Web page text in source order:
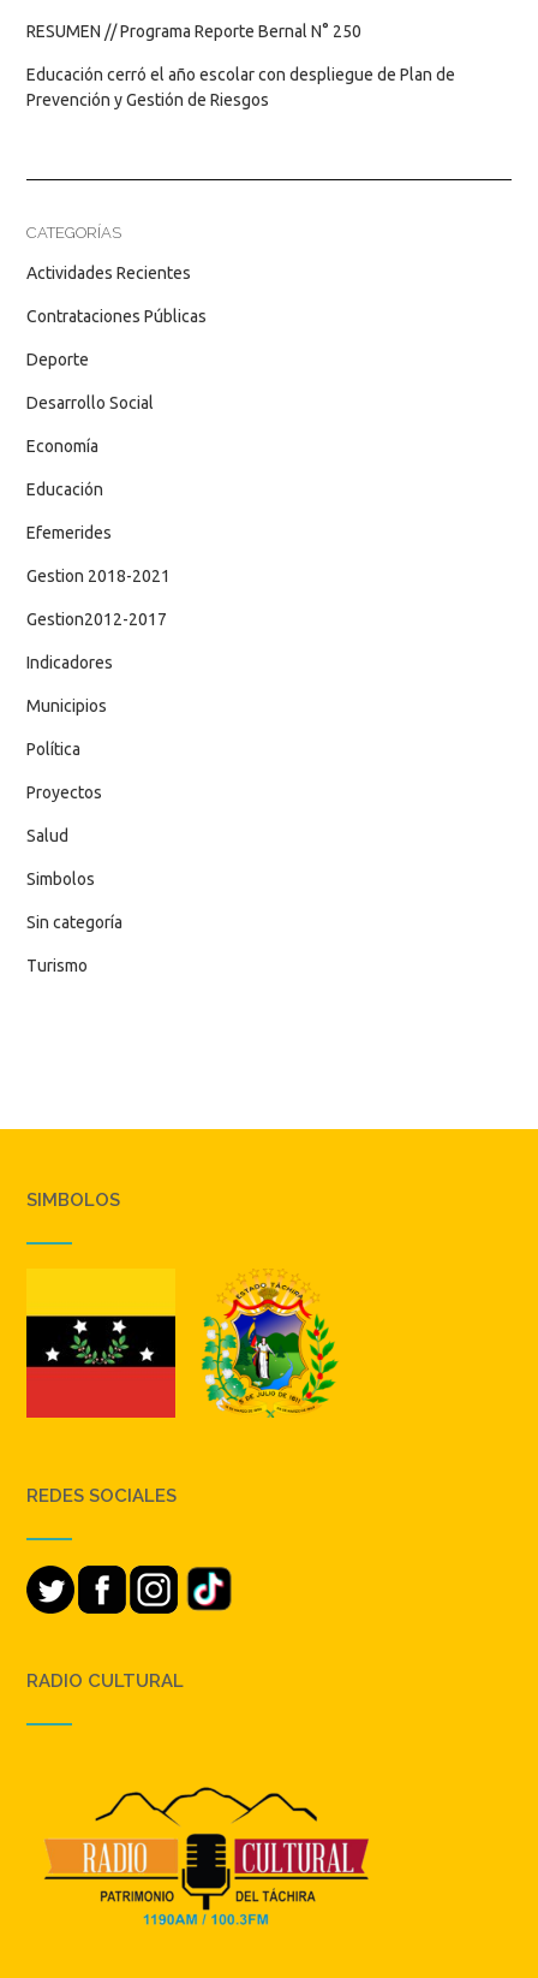
RESUMEN // Programa Reporte Bernal N° 250
Educación cerró el año escolar con despliegue de Plan de
Prevención y Gestión de Riesgos
CATEGORÍAS
Actividades Recientes
Contrataciones Públicas
Deporte
Desarrollo Social
Economía
Educación
Efemerides
Gestion 2018-2021
Gestion2012-2017
Indicadores
Municipios
Política
Proyectos
Salud
Simbolos
Sin categoría
Turismo
SIMBOLOS
REDES SOCIALES
RADIO CULTURAL